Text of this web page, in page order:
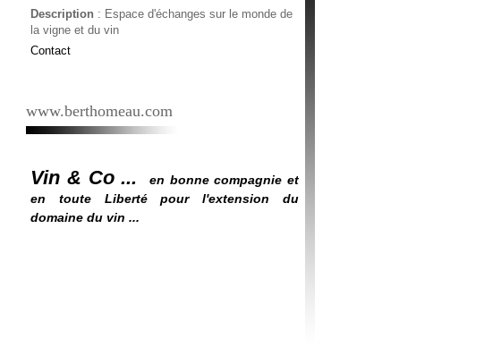
Description : Espace d'échanges sur le monde de
la vigne et du vin
Contact
www.berthomeau.com
Vin & Co ...
en bonne compagnie et
en toute Liberté pour l'extension du
domaine du vin ...